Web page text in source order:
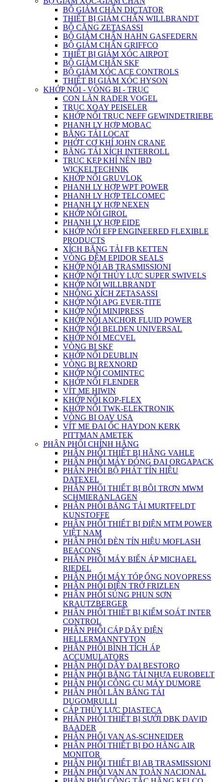
BỘ GIẢM CHẤN DICTATOR
THIẾT BỊ GIẢM CHẤN WILLBRANDT
BỘ CĂNG ZETASASSI
BỘ GIẢM CHẤN HAHN GASFEDERN
BỘ GIẢM CHẤN GRIFFCO
THIẾT BỊ GIẢM XÓC AIRPOT
BỘ GIẢM CHẤN SKF
BỘ GIẢM XÓC ACE CONTROLS
THIẾT BỊ GIẢM XÓC HYSON
KHỚP NỐI - VÒNG BI - TRỤC
CON LĂN RADER VOGEL
TRỤC XOAY PEISELER
KHỚP NỐI TRỤC NEFF GEWINDETRIEBE
PHANH LY HỢP MOBAC
BĂNG TẢI LOCAT
PHỚT CƠ KHÍ JOHN CRANE
BĂNG TẢI XÍCH INTERROLL
TRỤC KẸP KHÍ NÉN IBD
WICKELTECHNIK
KHỚP NỐI GRUVLOK
PHANH LY HỢP WPT POWER
PHANH LY HỢP TELCOMEC
PHANH LY HỢP NEXEN
KHỚP NỐI GIROL
PHANH LY HỢP EIDE
KHỚP NỐI EFP ENGINEERED FLEXIBLE
PRODUCTS
XÍCH BĂNG TẢI FB KETTEN
VÒNG ĐỆM EPIDOR SEALS
KHỚP NỐI AB TRASMISSIONI
KHỚP NỐI THỦY LỰC SUPER SWIVELS
KHỚP NỐI WILLBRANDT
NHÔNG XÍCH ZETASASSI
KHỚP NỐI APG EVER-TITE
KHỚP NỐI MINIPRESS
KHỚP NỐI ANCHOR FLUID POWER
KHỚP NỐI BELDEN UNIVERSAL
KHỚP NỐI MECVEL
VÒNG BI SKF
KHỚP NỐI DEUBLIN
VÒNG BI REXNORD
KHỚP NỐI COMINTEC
KHỚP NỐI FLENDER
VÍT ME HIWIN
KHỚP NỐI KOP-FLEX
KHỚP NỐI TWK-ELEKTRONIK
VÒNG BI OAV USA
VÍT ME ĐAI ỐC HAYDON KERK
PITTMAN AMETEK
PHÂN PHỐI CHÍNH HÃNG
PHÂN PHỐI THIẾT BỊ HÃNG VAHLE
PHÂN PHỐI MÁY ĐÓNG ĐAI ORGAPACK
PHÂN PHỐI BỘ PHÁT TÍN HIỆU
DATEXEL
PHÂN PHỐI THIẾT BỊ BÔI TRƠN MWM
SCHMIERANLAGEN
PHÂN PHỐI BĂNG TẢI MURTFELDT
KUNSTOFFE
PHÂN PHỐI THIẾT BỊ ĐIỆN MTM POWER
VIỆT NAM
PHÂN PHỐI ĐÈN TÍN HIỆU MOFLASH
BEACONS
PHÂN PHỐI MÁY BIẾN ÁP MICHAEL
RIEDEL
PHÂN PHỐI MÁY TÓP ỐNG NOVOPRESS
PHÂN PHỐI ĐIỆN TRỞ FRIZLEN
PHÂN PHỐI SÚNG PHUN SƠN
KRAUTZBERGER
PHÂN PHỐI THIẾT BỊ KIỂM SOÁT INTER
CONTROL
PHÂN PHỐI CÁP DÂY ĐIỆN
HELLERMANNTYTON
PHÂN PHỐI BÌNH TÍCH ÁP
ACCUMULATORS
PHÂN PHỐI DÂY ĐAI BESTORQ
PHÂN PHỐI BĂNG TẢI NHỰA EUROBELT
PHÂN PHỐI CÔNG CỤ MÁY DUMORE
PHÂN PHỐI LĂN BĂNG TẢI
DUGOMRULLI
CÁP THỦY LỰC DIASTECA
PHÂN PHỐI THIẾT BỊ SƯỞI DBK DAVID
BAADER
PHÂN PHỐI VAN AS-SCHNEIDER
PHÂN PHỐI THIẾT BỊ ĐO HÃNG AIR
MONITOR
PHÂN PHỐI THIẾT BỊ AB TRASMISSIONI
PHÂN PHỐI VAN AN TOÀN NACIONAL